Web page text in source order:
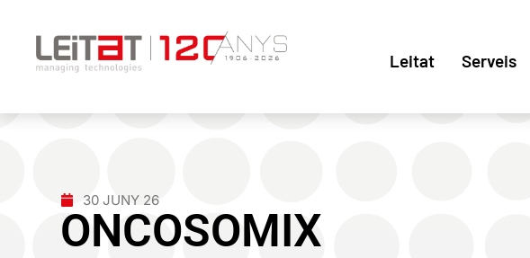
Leitat Serveis
30 JUNY 26
ONCOSOMIX